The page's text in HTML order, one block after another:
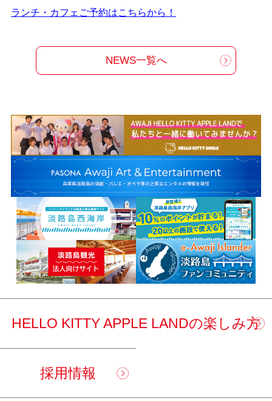
ランチ・カフェご予約はこちらから！
NEWS一覧へ
HELLO KITTY APPLE LANDの楽しみ方
採用情報